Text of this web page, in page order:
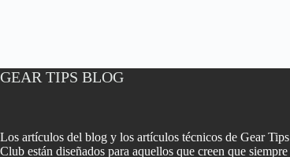
GEAR TIPS BLOG
Los artículos del blog y los artículos técnicos de Gear Tips
Club están diseñados para aquellos que creen que siempre